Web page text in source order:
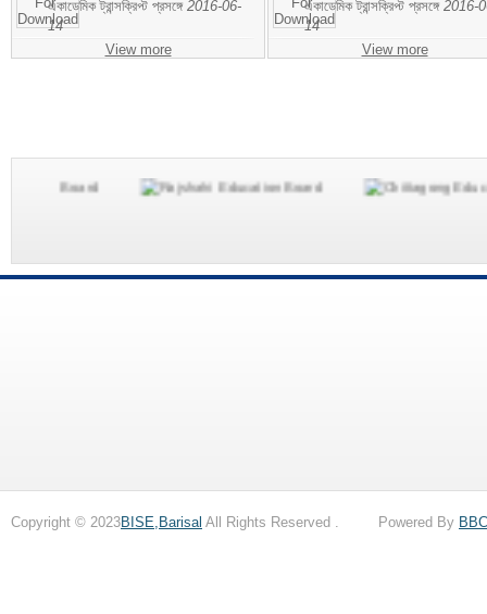
একাডেমিক ট্রান্সক্রিপ্ট প্রসঙ্গে 2016-06-
14
View more
একাডেমিক ট্রান্সক্রিপ্ট প্রসঙ্গে 2016-
14
View more
Copyright © 2023BISE,Barisal All Rights Reserved . Powered By